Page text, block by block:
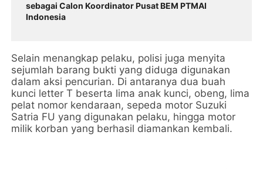
sebagai Calon Koordinator Pusat BEM PTMAI
Indonesia
Selain menangkap pelaku, polisi juga menyita
sejumlah barang bukti yang diduga digunakan
dalam aksi pencurian. Di antaranya dua buah
kunci letter T beserta lima anak kunci, obeng, lima
pelat nomor kendaraan, sepeda motor Suzuki
Satria FU yang digunakan pelaku, hingga motor
milik korban yang berhasil diamankan kembali.